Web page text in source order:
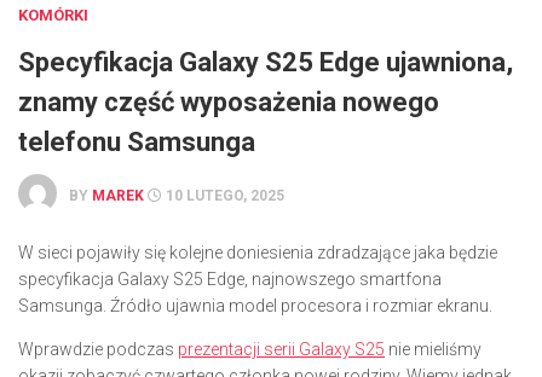
KOMÓRKI
Specyfikacja Galaxy S25 Edge ujawniona,
znamy część wyposażenia nowego
telefonu Samsunga
BY MAREK 10 LUTEGO, 2025
W sieci pojawiły się kolejne doniesienia zdradzające jaka będzie
specyfikacja Galaxy S25 Edge, najnowszego smartfona
Samsunga. Źródło ujawnia model procesora i rozmiar ekranu.
Wprawdzie podczas prezentacji serii Galaxy S25 nie mieliśmy